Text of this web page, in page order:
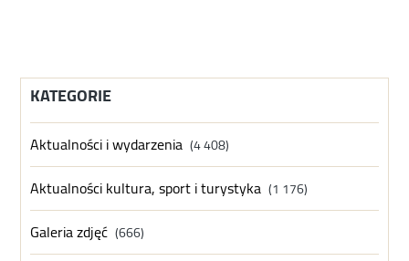
KATEGORIE
Aktualności i wydarzenia (4 408)
Aktualności kultura, sport i turystyka (1 176)
Galeria zdjęć (666)